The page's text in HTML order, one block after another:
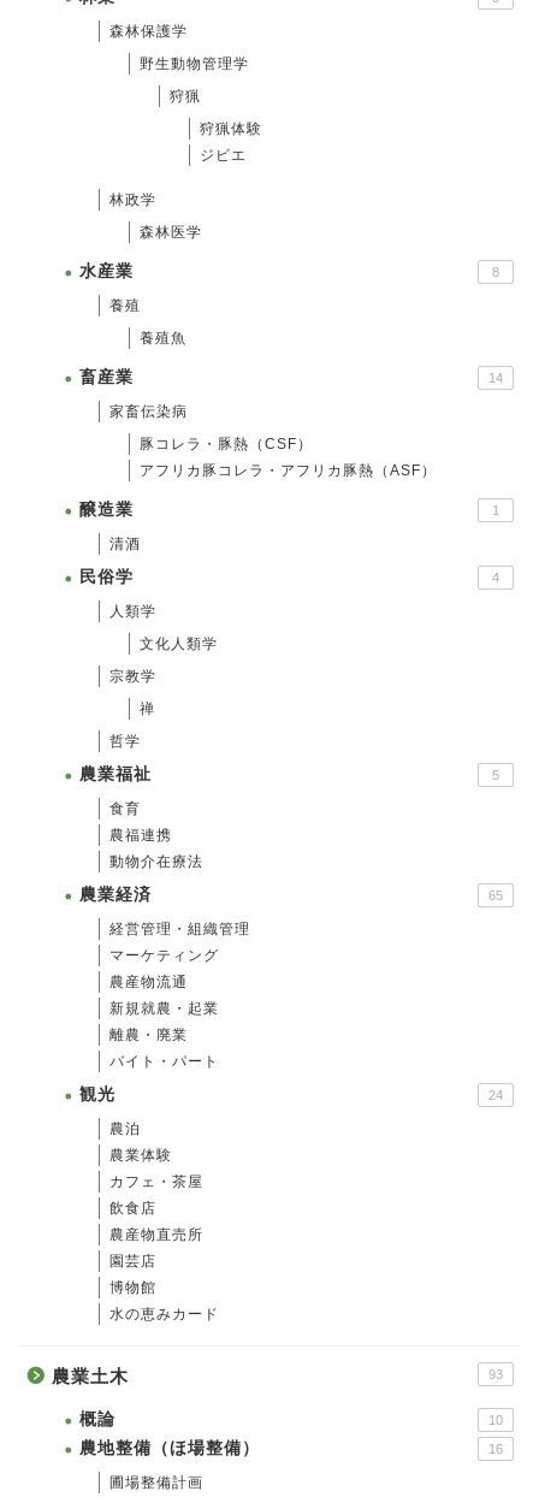
森林保護学
野生動物管理学
狩猟
狩猟体験
ジビエ
林政学
森林医学
水産業 8
養殖
養殖魚
畜産業 14
家畜伝染病
豚コレラ・豚熱（CSF）
アフリカ豚コレラ・アフリカ豚熱（ASF）
醸造業 1
清酒
民俗学 4
人類学
文化人類学
宗教学
禅
哲学
農業福祉 5
食育
農福連携
動物介在療法
農業経済 65
経営管理・組織管理
マーケティング
農産物流通
新規就農・起業
離農・廃業
バイト・パート
観光 24
農泊
農業体験
カフェ・茶屋
飲食店
農産物直売所
園芸店
博物館
水の恵みカード
農業土木 93
概論 10
農地整備（ほ場整備） 16
圃場整備計画